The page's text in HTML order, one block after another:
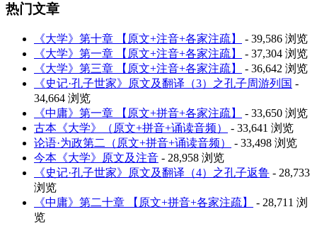
热门文章
《大学》第十章 【原文+注音+各家注疏】
- 39,586 浏览
《大学》第一章 【原文+注音+各家注疏】
- 37,304 浏览
《大学》第三章 【原文+注音+各家注疏】
- 36,642 浏览
《史记·孔子世家》原文及翻译（3）之孔子周游列国 -
34,664 浏览
《中庸》第一章 【原文+拼音+各家注疏】
- 33,650 浏览
古本《大学》（原文+拼音+诵读音频）
- 33,641 浏览
论语·为政第二（原文+拼音+诵读音频）
- 33,498 浏览
今本《大学》原文及注音 - 28,958 浏览
《史记·孔子世家》原文及翻译（4）之孔子返鲁 - 28,733
浏览
《中庸》第二十章 【原文+拼音+各家注疏】
- 28,711 浏
览